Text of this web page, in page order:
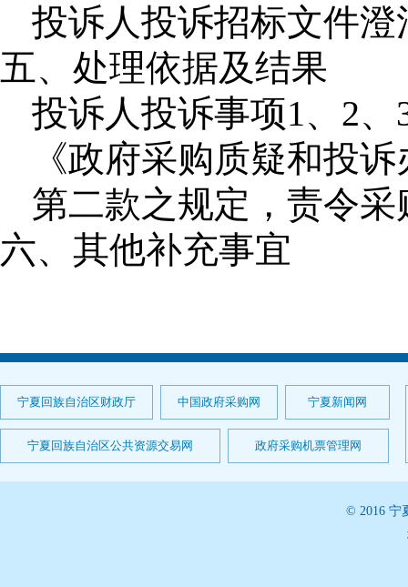
投诉人投诉招标文件
五、处理依据及结果
投诉人投诉事项1、2
《政府采购质疑和投
第二款之规定，责令
六、其他补充事宜
宁夏回族自治区财政厅 中国政府采购网 宁夏新闻网
宁夏回族自治区公共资源交易网 政府采购机票管理网
© 2016 宁